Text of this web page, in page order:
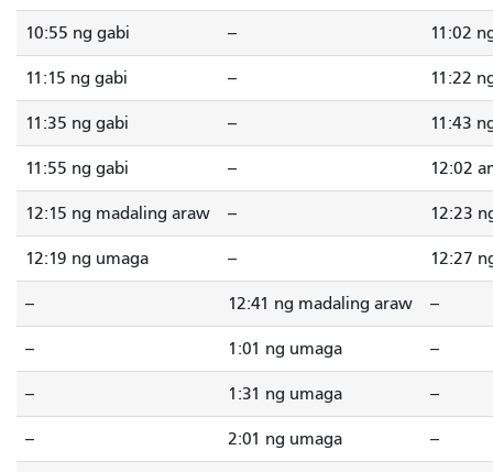
10:55 ng gabi -- 11:02
11:15 ng gabi -- 11:22
11:35 ng gabi -- 11:43
11:55 ng gabi -- 12:02
12:15 ng madaling araw -- 12:23
12:19 ng umaga -- 12:27
-- 12:41 ng madaling araw --
-- 1:01 ng umaga --
-- 1:31 ng umaga --
-- 2:01 ng umaga --